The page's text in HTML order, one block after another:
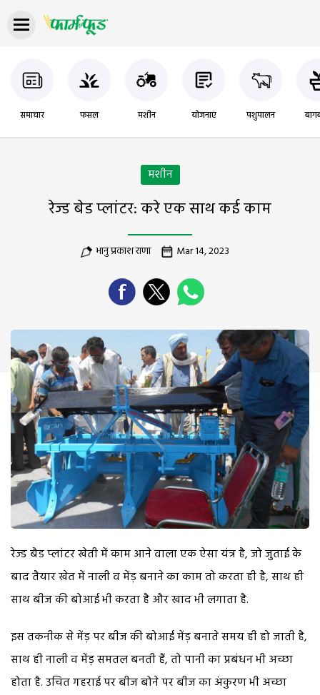
समाचार फसल मशीन योजनाएं पशुपालन
मशीन
रेज्ड बेड प्लांटर: करे एक साथ कई काम
भानु प्रकाश राणा Mar 14, 2023
रेज्ड बैड प्लांटर खेती में काम आने वाला एक ऐसा यंत्र है, जो जुताई के
बाद तैयार खेत में नाली व मेंड़ बनाने का काम तो करता ही है, साथ ही
साथ बीज की बोआई भी करता है और खाद भी लगाता है.
इस तकनीक से मेंड़ पर बीज की बोआई मेंड़ बनाते समय ही हो जाती है,
साथ ही नाली व मेंड़ समतल बनती हैं, तो पानी का प्रबंधन भी अच्छा
होता है. उचित गहराई पर बीज बोने पर बीज का अंकुरण भी अच्छा